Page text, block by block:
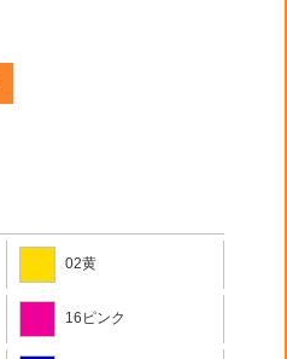
02黄
16ピンク